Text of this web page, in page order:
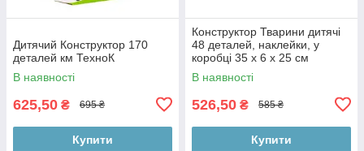
Дитячий Конструктор 170
деталей км ТехноК
В наявності
625,50 ₴ 695 ₴
Купити
Конструктор Тварини дитячі
48 деталей, наклейки, у
коробці 35 х 6 х 25 см
В наявності
526,50 ₴ 585 ₴
Купити